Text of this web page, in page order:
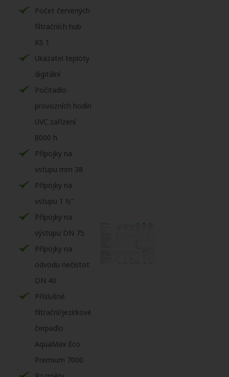
Počet červených
filtračních hub
KS 1
Ukazatel teploty
digitální
Počitadlo
provozních hodin
UVC zařízení
8000 h
Přípojky na
vstupu mm 38
Přípojky na
vstupu 1 ½"
Přípojky na
výstupu DN 75
Přípojky na
odvodu nečistot
DN 40
Příslušné
filtrační/jezírkové
čerpadlo
AquaMax Eco
Premium 7000